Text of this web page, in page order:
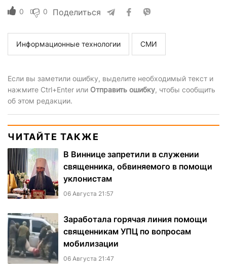
0 0 Поделиться
Информационные технологии СМИ
Если вы заметили ошибку, выделите необходимый текст и
нажмите Ctrl+Enter или Отправить ошибку, чтобы сообщить
об этом редакции.
ЧИТАЙТЕ ТАКЖЕ
В Виннице запретили в служении
священника, обвиняемого в помощи
уклонистам
06 Августа 21:57
Заработала горячая линия помощи
священникам УПЦ по вопросам
мобилизации
06 Августа 21:47